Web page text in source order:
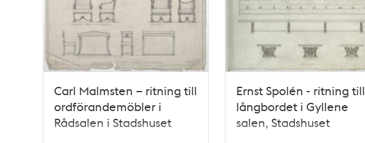
Carl Malmsten – ritning till
ordförandemöbler i
Rådsalen i Stadshuset
Ernst Spolén - ritning till
långbordet i Gyllene
salen, Stadshuset